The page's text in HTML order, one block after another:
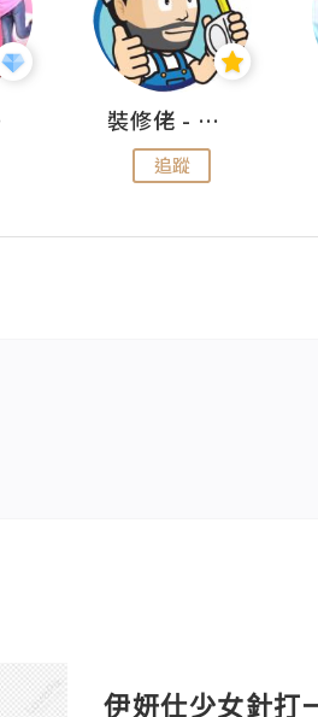
裝修佬 - 香港一站式網上裝修平台
追蹤
伊妍仕少女針打